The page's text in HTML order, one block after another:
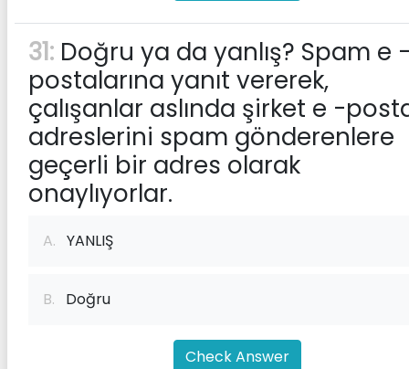
31: Doğru ya da yanlış? Spam e
postalarına yanıt vererek,
çalışanlar aslında şirket e -
adreslerini spam gönderenlere
geçerli bir adres olarak
onaylıyorlar.
A. YANLIŞ
B. Doğru
Check Answer